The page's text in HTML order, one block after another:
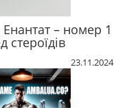
– номер 1
стероїдів
23.11.2024